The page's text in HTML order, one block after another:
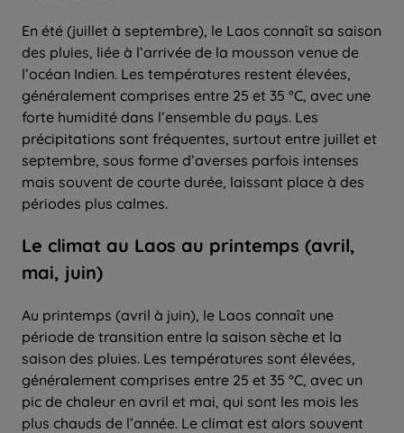
En été (juillet à septembre), le Laos connaît sa saison
des pluies, liée à l’arrivée de la mousson venue de
l’océan Indien. Les températures restent élevées,
généralement comprises entre 25 et 35 °C, avec une
forte humidité dans l’ensemble du pays. Les
précipitations sont fréquentes, surtout entre juillet et
septembre, sous forme d’averses parfois intenses
mais souvent de courte durée, laissant place à des
périodes plus calmes.
Le climat au Laos au printemps (avril,
mai, juin)
Au printemps (avril à juin), le Laos connaît une
période de transition entre la saison sèche et la
saison des pluies. Les températures sont élevées,
généralement comprises entre 25 et 35 °C, avec un
pic de chaleur en avril et mai, qui sont les mois les
plus chauds de l’année. Le climat est alors souvent